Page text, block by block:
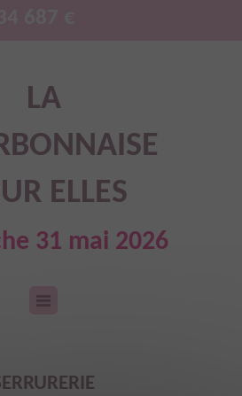
LA
ELLES
31 mai 2026